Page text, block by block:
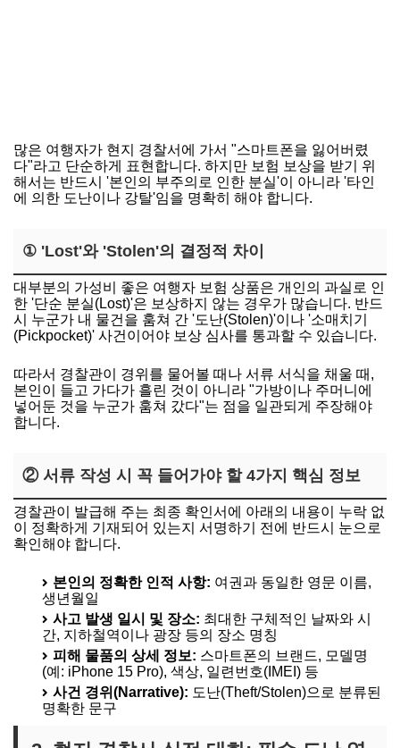
많은 여행자가 현지 경찰서에 가서 "스마트폰을 잃어버렸
다"라고 단순하게 표현합니다. 하지만 보험 보상을 받기 위
해서는 반드시 '본인의 부주의로 인한 분실'이 아니라 '타인
에 의한 도난이나 강탈'임을 명확히 해야 합니다.
① 'Lost'와 'Stolen'의 결정적 차이
대부분의 가성비 좋은 여행자 보험 상품은 개인의 과실로 인
한 '단순 분실(Lost)'은 보상하지 않는 경우가 많습니다. 반드
시 누군가 내 물건을 훔쳐 간 '도난(Stolen)'이나 '소매치기
(Pickpocket)' 사건이어야 보상 심사를 통과할 수 있습니다.
따라서 경찰관이 경위를 물어볼 때나 서류 서식을 채울 때,
본인이 들고 가다가 흘린 것이 아니라 "가방이나 주머니에
넣어둔 것을 누군가 훔쳐 갔다"는 점을 일관되게 주장해야
합니다.
② 서류 작성 시 꼭 들어가야 할 4가지 핵심 정보
경찰관이 발급해 주는 최종 확인서에 아래의 내용이 누락 없
이 정확하게 기재되어 있는지 서명하기 전에 반드시 눈으로
확인해야 합니다.
본인의 정확한 인적 사항: 여권과 동일한 영문 이름,
생년월일
사고 발생 일시 및 장소: 최대한 구체적인 날짜와 시
간, 지하철역이나 광장 등의 장소 명칭
피해 물품의 상세 정보: 스마트폰의 브랜드, 모델명
(예: iPhone 15 Pro), 색상, 일련번호(IMEI) 등
사건 경위(Narrative): 도난(Theft/Stolen)으로 분류된
명확한 문구